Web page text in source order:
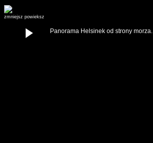
zmniejsz powieksz
Panorama Helsinek od strony morza.